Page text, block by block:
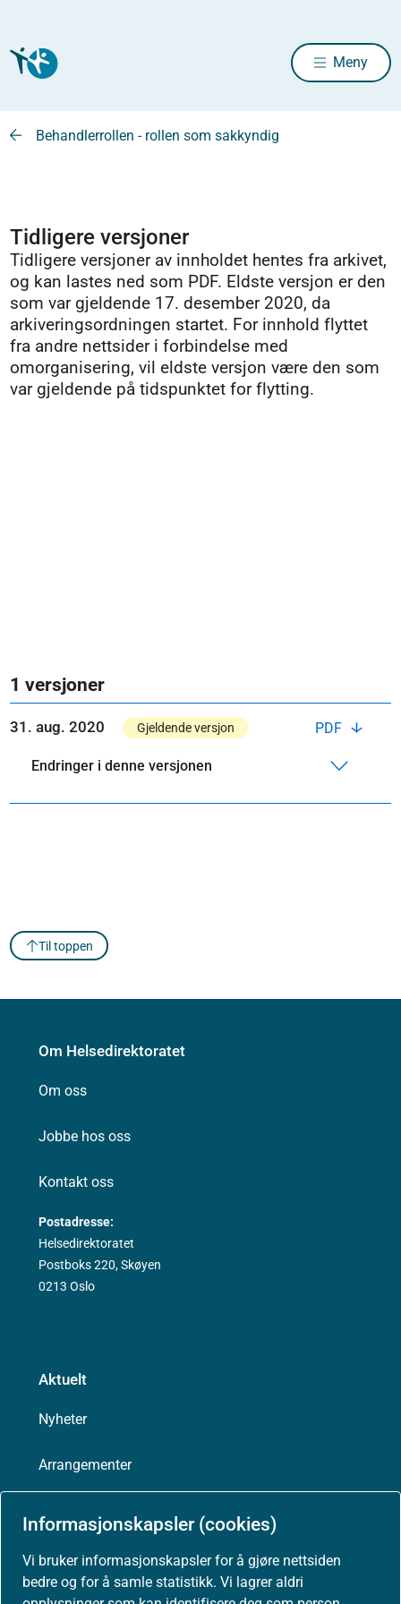
Informasjonskapsler (cookies)
Vi bruker informasjonskapsler for å gjøre nettsiden
bedre og for å samle statistikk. Vi lagrer aldri
Meny
Behandlerrollen - rollen som sakkyndig
Tidligere versjoner
Tidligere versjoner av innholdet hentes fra arkivet,
og kan lastes ned som PDF. Eldste versjon er den
som var gjeldende 17. desember 2020, da
arkiveringsordningen startet. For innhold flyttet
fra andre nettsider i forbindelse med
omorganisering, vil eldste versjon være den som
var gjeldende på tidspunktet for flytting.
1 versjoner
PDF
31. aug. 2020 Gjeldende versjon
Endringer i denne versjonen
Til toppen
Om Helsedirektoratet
Om oss
Jobbe hos oss
Kontakt oss
Postadresse:
Helsedirektoratet
Postboks 220, Skøyen
0213 Oslo
Aktuelt
Nyheter
Arrangementer
Presse